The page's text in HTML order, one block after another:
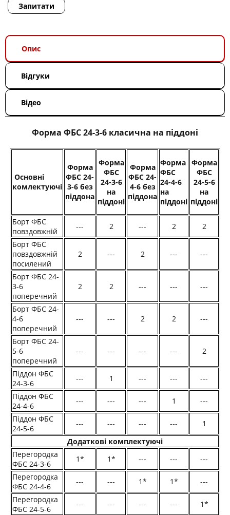
Запитати
Опис
Відгуки
Відео
Форма ФБС 24-3-6 класична на піддоні
Основні
комлектуючі
Форма
ФБС 24-
3-6 без
піддона
Форма
ФБС
24-3-6
на
піддоні
Форма
ФБС 24-
4-6 без
піддона
Форма
ФБС
24-4-6
на
піддоні
Форма
ФБС
24-5-6
на
піддоні
Борт ФБС
повздовжній
--- 2 --- 2
2
Борт ФБС
повздовжній
посилений
2 --- 2 --- ---
Борт ФБС 24-
3-6
поперечний
2 2 --- --- ---
Борт ФБС 24-
4-6
поперечний
--- --- 2 2 ---
Борт ФБС 24-
5-6
поперечний
--- --- --- --- 2
Піддон ФБС
24-3-6
--- 1 --- ---
---
Піддон ФБС
24-4-6
--- --- --- 1
---
Піддон ФБС
24-5-6
--- --- --- ---
1
Додаткові комплектуючі
Перегородка
ФБС 24-3-6
1* 1* --- ---
---
Перегородка
ФБС 24-4-6
--- --- 1* 1*
---
Перегородка
ФБС 24-5-6
--- --- --- --- 1*